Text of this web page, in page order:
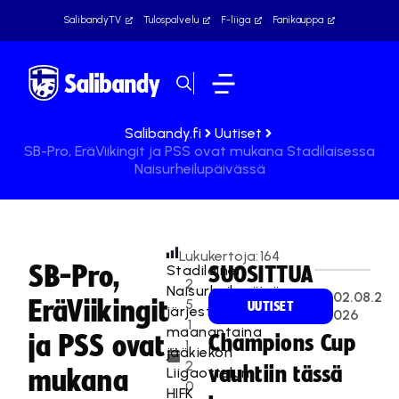
SalibandyTV Tulospalvelu F-liiga Fanikauppa
Salibandy.fi
Uutiset
SB-Pro, EräViikingit ja PSS ovat mukana Stadilaisessa
Naisurheilupäivässä
SB-Pro,
EräViikingit
ja PSS ovat
mukana
2
5
.1
1.
2
0
Lukukertoja:164
Stadilainen
Naisurheilupäivä
järjestetään
maanantaina
jääkiekon
Liigaottelun
HIFK
SUOSITTUA
UUTISET
02.08.2
026
Champions Cup
vauhtiin tässä